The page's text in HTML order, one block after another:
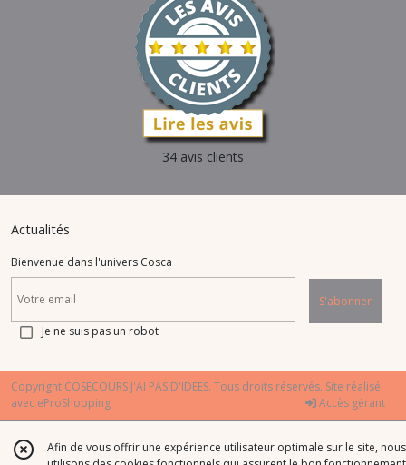
34 avis clients
Actualités
Bienvenue dans l'univers Cosca
S'abonner
Je ne suis pas un robot
Copyright COSECOURS J'AI PAS D'IDEES. Tous droits réservés. Site réalisé
avec eProShopping Accès gérant
Afin de vous offrir une expérience utilisateur optimale sur le site, nous